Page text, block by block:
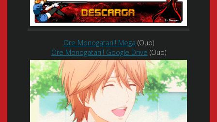
Ore Monogatari!! Mega (Ouo)
Ore Monogatari!! Google Drive (Ouo)